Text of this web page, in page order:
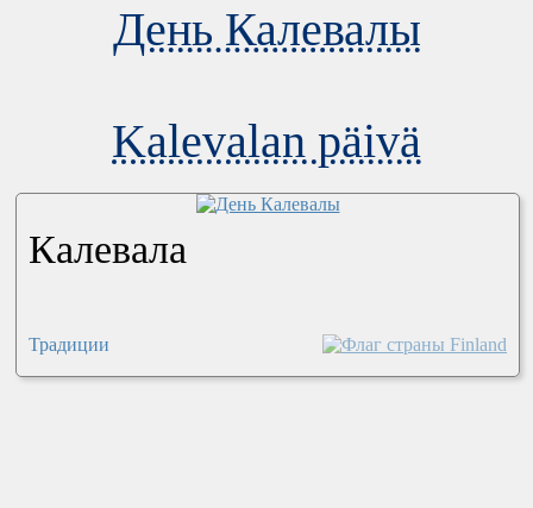
День Калевалы
Kalevalan päivä
Калевала
Традиции